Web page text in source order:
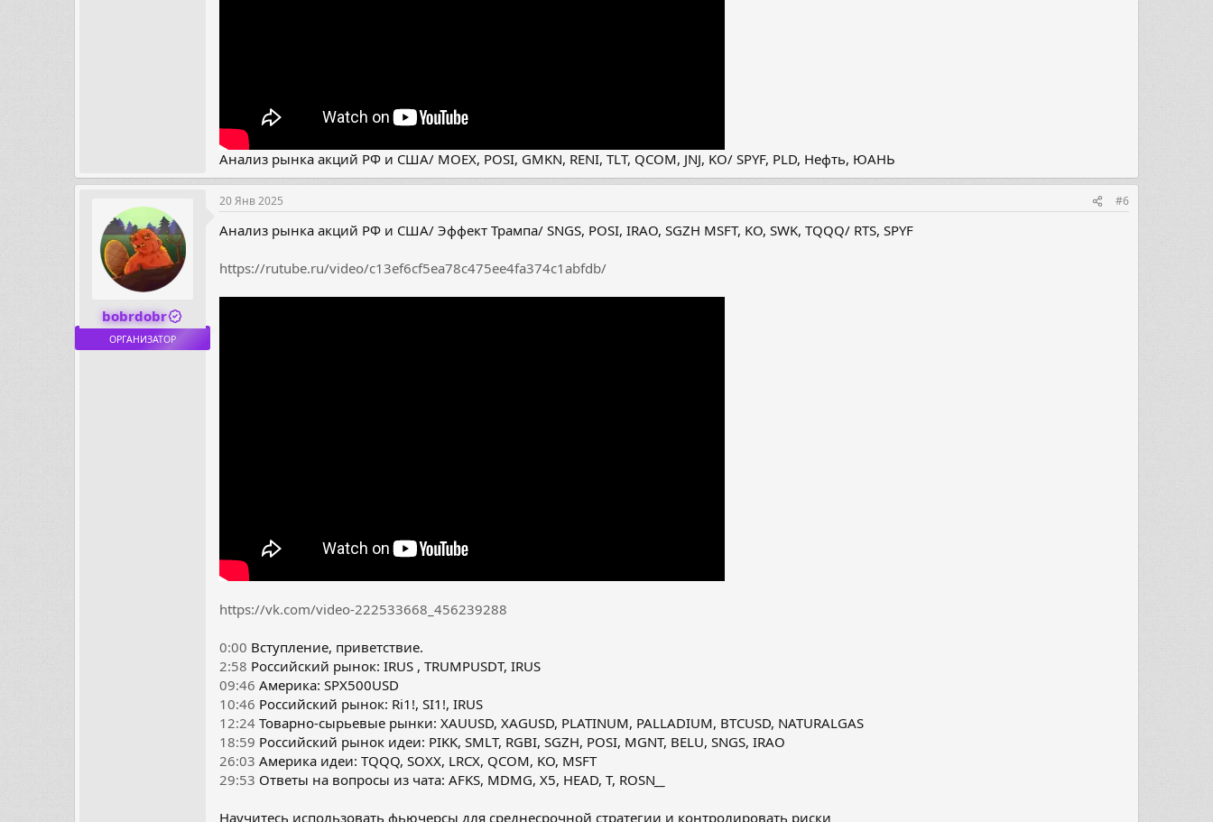
Анализ рынка акций РФ и США/ MOEX, POSI, GMKN, RENI, TLT, QCOM, JNJ, KO/ SPYF, PLD, Нефть, ЮАНЬ
bobrdobr
ОРГАНИЗАТОР
20 Янв 2025 #6
Анализ рынка акций РФ и США/ Эффект Трампа/ SNGS, POSI, IRAO, SGZH MSFT, KO, SWK, TQQQ/ RTS, SPYF
https://rutube.ru/video/c13ef6cf5ea78c475ee4fa374c1abfdb/
https://vk.com/video-222533668_456239288
0:00 Вступление, приветствие.
2:58 Российский рынок: IRUS , TRUMPUSDT, IRUS
09:46 Америка: SPX500USD
10:46 Российский рынок: Ri1!, SI1!, IRUS
12:24 Товарно-сырьевые рынки: XAUUSD, XAGUSD, PLATINUM, PALLADIUM, BTCUSD, NATURALGAS
18:59 Российский рынок идеи: PIKK, SMLT, RGBI, SGZH, POSI, MGNT, BELU, SNGS, IRAO
26:03 Америка идеи: TQQQ, SOXX, LRCX, QCOM, KO, MSFT
29:53 Ответы на вопросы из чата: AFKS, MDMG, X5, HEAD, T, ROSN
Научитесь использовать фьючерсы для среднесрочной стратегии и контролировать риски